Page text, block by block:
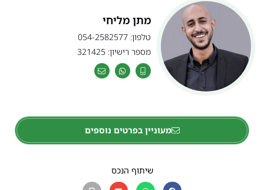
מתן מליחי
טלפון: 054-2582577
מספר רישיון: 321425
מעוניין בפרטים נוספים
שיתוף הנכס